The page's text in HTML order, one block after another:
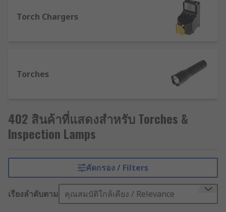
considerably longer lifespans than most other
Incandescent torch bulbs
are often among the
cheapest to buy, but a lot of the energy they
in the long run and require much more frequent
replacement. They generally produce light at
warmer colour temperatures.
Halogen torch bulbstend to fall somewhere
between incandescent and LED versions - they
work much like incandescent bulbs, but using a
tungsten filament mixed with halogen gas, which
allows for brighter light and a longer lifespan.
Torch Chargers
Torches
402 สินค้าที่แสดงสำหรับ Torches &
Inspection Lamps
คัดกรอง / Filters
เรียงลำดับตาม คุณสมบัติใกล้เคียง / Relevance